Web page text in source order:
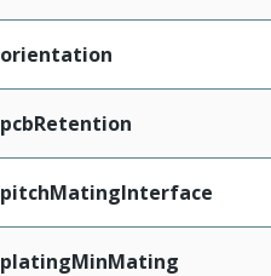
orientation
pcbRetention
pitchMatingInterface
platingMinMating